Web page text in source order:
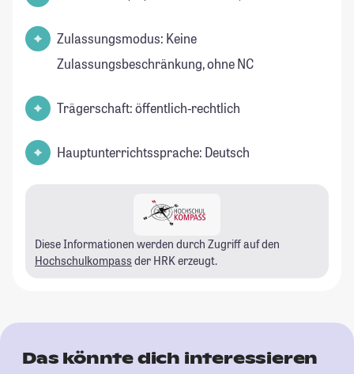
Zulassungsmodus: Keine
Zulassungsbeschränkung, ohne NC
Trägerschaft: öffentlich-rechtlich
Hauptunterrichtssprache: Deutsch
Diese Informationen werden durch Zugriff auf den
Hochschulkompass der HRK erzeugt.
Das könnte dich interessieren